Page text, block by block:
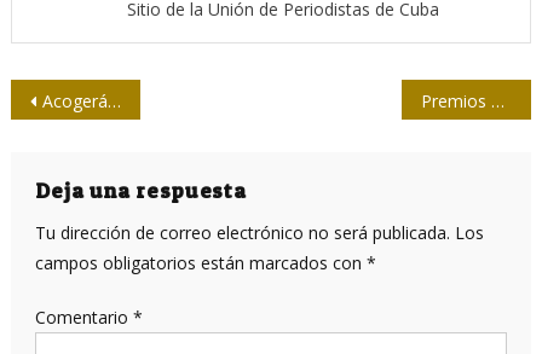
Sitio de la Unión de Periodistas de Cuba
Navegación
entradas
Acogerá Cuba evento internacional sobre comunicación Premios de festival en Las Tunas
Deja una respuesta
Tu dirección de correo electrónico no será publicada. Los
campos obligatorios están marcados con *
Comentario *